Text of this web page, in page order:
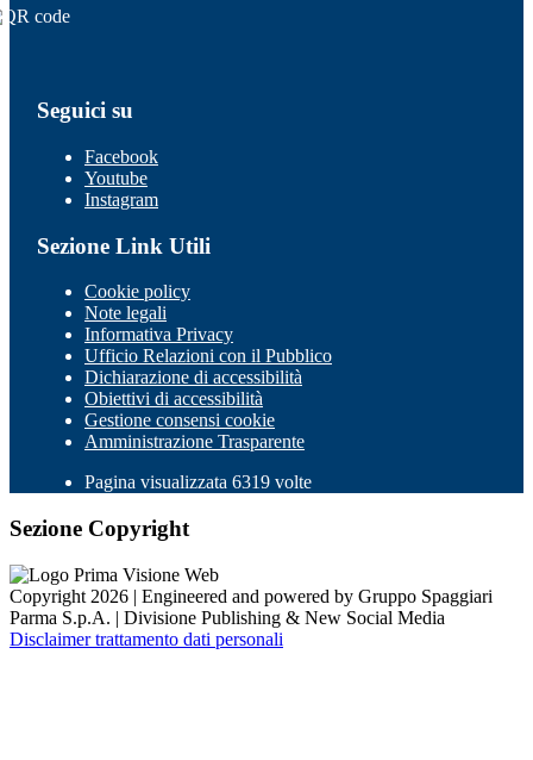
Seguici su
Facebook
Youtube
Instagram
Sezione Link Utili
Cookie policy
Note legali
Informativa Privacy
Ufficio Relazioni con il Pubblico
Dichiarazione di accessibilità
Obiettivi di accessibilità
Gestione consensi cookie
Amministrazione Trasparente
Pagina visualizzata 6319 volte
Sezione Copyright
Copyright 2026 | Engineered and powered by Gruppo Spaggiari
Parma S.p.A. | Divisione Publishing & New Social Media
Disclaimer trattamento dati personali